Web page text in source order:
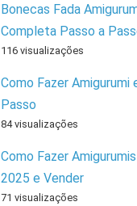
Bonecas Fada
Completa Passo a
116 visualizações
Como Fazer Amigurumi
Passo
84 visualizações
Como Fazer
2025 e Vender
71 visualizações